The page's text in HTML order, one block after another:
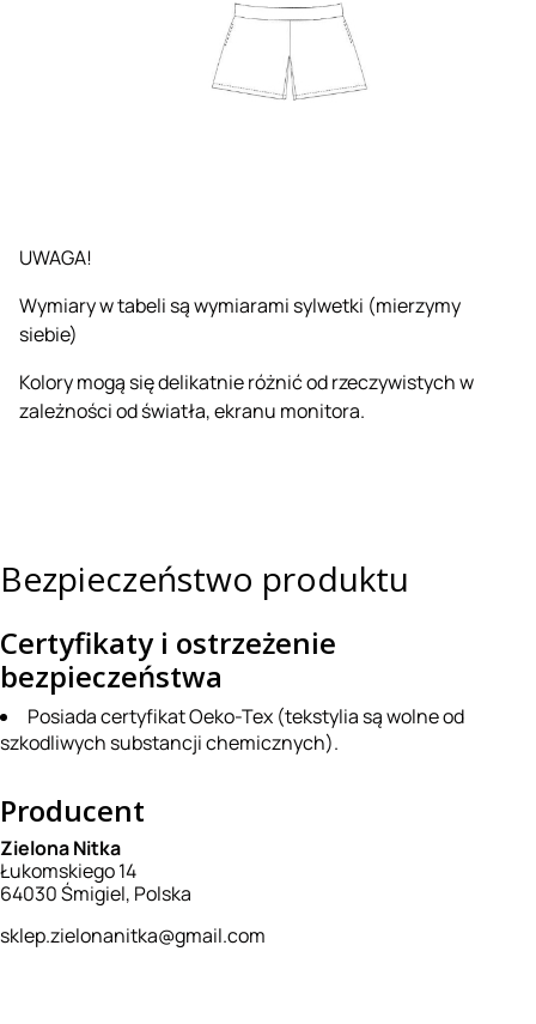
UWAGA!
Wymiary w tabeli są wymiarami sylwetki (mierzymy
siebie)
Kolory mogą się delikatnie różnić od rzeczywistych w
zależności od światła, ekranu monitora.
Bezpieczeństwo produktu
Certyfikaty i ostrzeżenie
bezpieczeństwa
Posiada certyfikat Oeko-Tex (tekstylia są wolne od
szkodliwych substancji chemicznych).
Producent
Zielona Nitka
Łukomskiego 14
64030 Śmigiel, Polska
sklep.zielonanitka@gmail.com